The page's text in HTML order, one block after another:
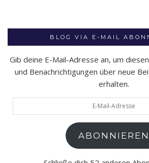
BLOG VIA E-MAIL
Gib deine E-Mail-Adresse an, um
und Benachrichtigungen über neue
erhalten.
Mail-
ABONNIEREN